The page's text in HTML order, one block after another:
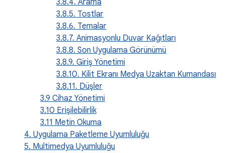
3.8.4. Arama
3.8.5. Tostlar
3.8.6. Temalar
3.8.7. Animasyonlu Duvar Kağıtları
3.8.8. Son Uygulama Görünümü
3.8.9. Giriş Yönetimi
3.8.10. Kilit Ekranı Medya Uzaktan Kumandası
3.8.11. Düşler
3.9 Cihaz Yönetimi
3.10 Erişilebilirlik
3.11 Metin Okuma
4. Uygulama Paketleme Uyumluluğu
5. Multimedya Uyumluluğu